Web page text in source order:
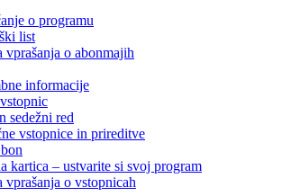
o programu
list
vprašanja o abonmajih
informacije
sedežni red
vstopnice in prireditve
kartica – ustvarite si svoj program
vprašanja o vstopnicah